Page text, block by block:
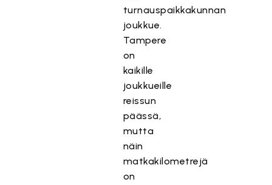
turnauspaikkakunnan
joukkue.
Tampere
on
kaikille
joukkueille
reissun
päässä,
mutta
näin
matkakilometrejä
on